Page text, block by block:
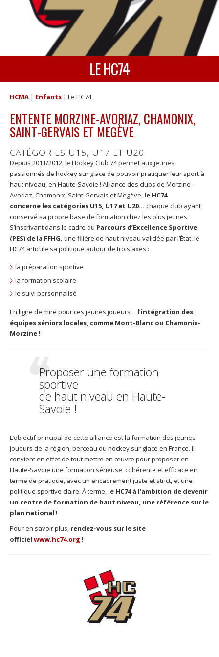
LE HC74
HCMA | Enfants | Le HC74
ENTENTE MORZINE-AVORIAZ, CHAMONIX,
SAINT-GERVAIS ET MEGÈVE
CATÉGORIES U15, U17 ET U20
Depuis 2011/2012, le Hockey Club 74 permet aux jeunes
passionnés de hockey sur glace de pouvoir pratiquer leur sport à
haut niveau, en Haute-Savoie ! Alliance des clubs de Morzine-
Avoriaz, Chamonix, Saint-Gervais et Megève, le HC74
concerne les catégories U15, U17 et U20… chaque club ayant
conservé sa propre base de formation chez les plus jeunes.
S’inscrivant dans le cadre du Parcours d’Excellence Sportive
(PES) de la FFHG, une filière de haut niveau validée par l’État, le
HC74 articule sa politique autour de trois axes :
la préparation sportive
la formation scolaire
le suivi personnalisé
En ligne de mire pour ces jeunes joueurs… l’intégration des
équipes séniors locales, comme Mont-Blanc ou Chamonix-
Morzine !
Proposer une formation
sportive
de haut niveau en Haute-
Savoie !
L’objectif principal de cette alliance est la formation des jeunes
joueurs de la région, berceau du hockey sur glace en France. Il
convient en effet de tout mettre en œuvre pour proposer en
Haute-Savoie une formation sérieuse, cohérente et efficace en
terme de pratique, avec un encadrement juste et strict, et une
politique sportive claire. À terme, le HC74 à l’ambition de devenir
un centre de formation de haut niveau, une référence sur le
plan national !
Pour en savoir plus, rendez-vous sur le site
officiel www.hc74.org !